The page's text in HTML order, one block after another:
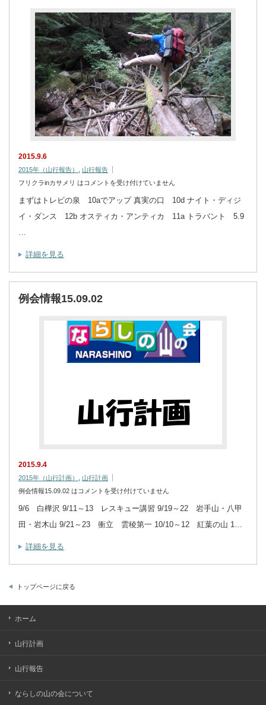
2015.9.6
2015年（山行報告）
山行報告
フリクラinカサメリ は コメントを受け付けていません
まずはトレビの泉 10aでアップ 真実の口 10d ナイト・ディジ
イ・ダンス 12b オスティカ・アンティカ 11a トラバント 5.9
…
詳細を見る
例会情報15.09.02
2015.9.4
2015年（山行計画）
山行計画
例会情報15.09.02 は コメントを受け付けていません
9/6 白樺沢 9/11～13 レスキュー講習 9/19～22 岩手山・八甲
田・岩木山 9/21～23 衝立 雲稜第一 10/10～12 紅葉の山 1…
詳細を見る
トップページに戻る
ホーム
山行計画
山行報告
ならしの山の会について